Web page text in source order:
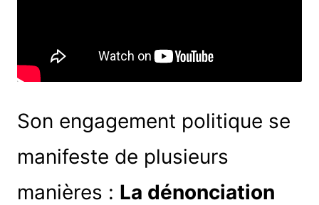
Son engagement politique se
manifeste de plusieurs
manières : La dénonciation